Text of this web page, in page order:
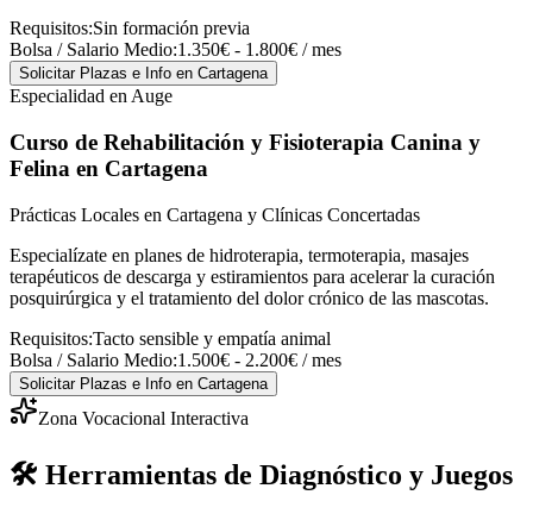
Requisitos:Sin formación previa
Bolsa / Salario Medio:1.350€ - 1.800€ / mes
Solicitar Plazas e Info en Cartagena
Especialidad en Auge
Curso de Rehabilitación y Fisioterapia Canina y
Felina en Cartagena
Prácticas Locales en Cartagena y Clínicas Concertadas
Especialízate en planes de hidroterapia, termoterapia, masajes
terapéuticos de descarga y estiramientos para acelerar la curación
posquirúrgica y el tratamiento del dolor crónico de las mascotas.
Requisitos:Tacto sensible y empatía animal
Bolsa / Salario Medio:1.500€ - 2.200€ / mes
Solicitar Plazas e Info en Cartagena
Zona Vocacional Interactiva
🛠️ Herramientas de Diagnóstico y Juegos